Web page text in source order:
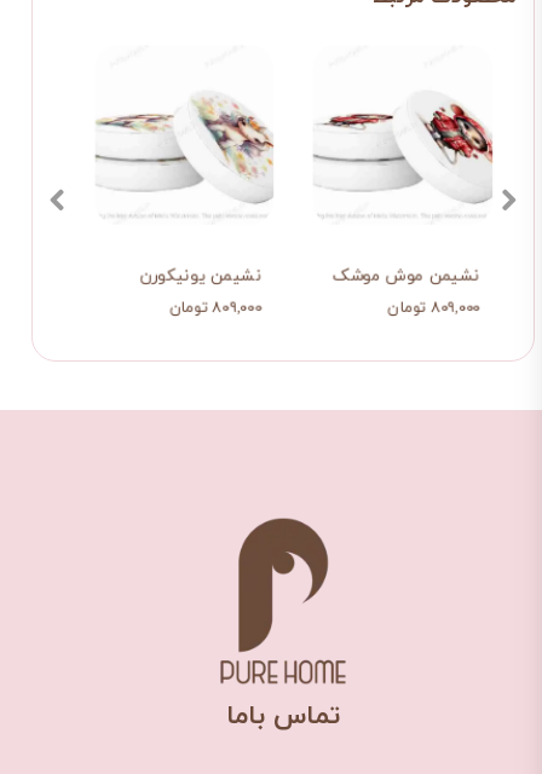
نشیمن یونیکورن
۸۰۹,۰۰۰ تومان
نشیمن موش موشک
۸۰۹,۰۰۰ تومان
​تماس باما